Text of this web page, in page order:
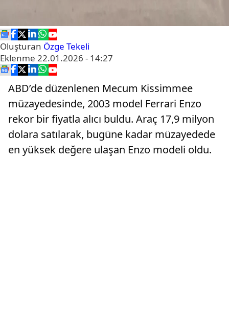
Oluşturan Özge Tekeli
Eklenme 22.01.2026 - 14:27
ABD’de düzenlenen Mecum Kissimmee
müzayedesinde, 2003 model Ferrari Enzo
rekor bir fiyatla alıcı buldu. Araç 17,9 milyon
dolara satılarak, bugüne kadar müzayedede
en yüksek değere ulaşan Enzo modeli oldu.